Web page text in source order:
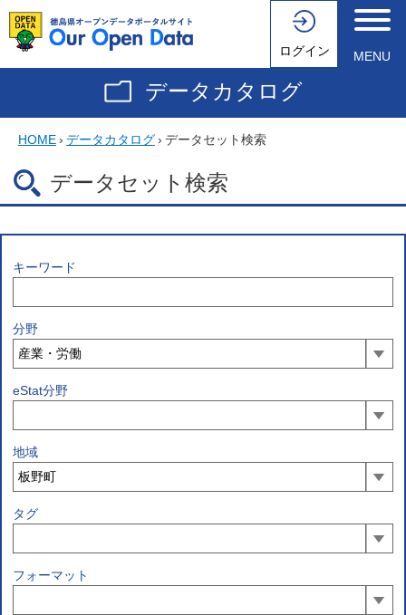
ログイン MENU
データカタログ
HOME› データカタログ› データセット検索
データセット検索
キーワード
分野
eStat分野
地域
タグ
フォーマット